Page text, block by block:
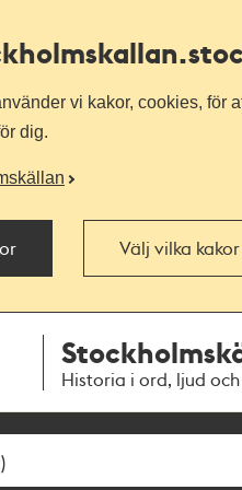
vi kakor, cookies, för
dig.
Välj vilka
Historia i ord, ljud